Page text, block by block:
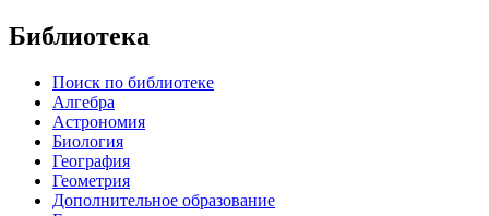
Библиотека
Поиск по библиотеке
Алгебра
Астрономия
Биология
География
Геометрия
Дополнительное образование